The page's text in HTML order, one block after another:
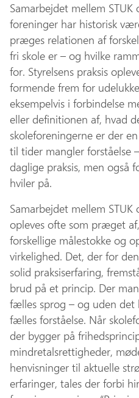
Samarbejdet mellem STUK
foreninger har historisk
præges relationen af
fri skole er – og hvilke
for. Styrelsens praksis
formende frem for
eksempelvis i forbindelse
eller definitionen af, hvad
skoleforeningerne er der
til tider mangler forståelse
daglige praksis, men også
hviler på.
Samarbejdet mellem
opleves ofte som præget
forskellige målestokke og
virkelighed. Det, der for
solid praksiserfaring,
brud på et princip. Der
fælles sprog – og uden
fælles forståelse. Når
der bygger på
mindretalsrettigheder,
henvisninger til aktuelle
erfaringer, tales der forbi